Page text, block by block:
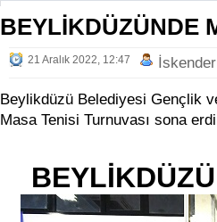
BEYLİKDÜZÜNDE
21 Aralık 2022, 12:47
Beylikdüzü Belediyesi Gençlik
Masa Tenisi Turnuvası sona